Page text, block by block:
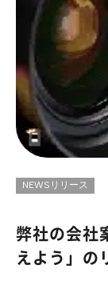
NEWSリリース
弊社の会社
えよう」の